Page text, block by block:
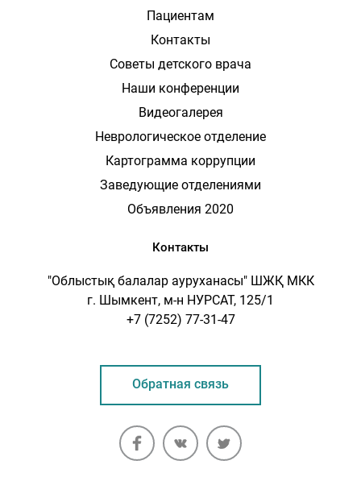
Пациентам
Контакты
Советы детского врача
Наши конференции
Видеогалерея
Неврологическое отделение
Картограмма коррупции
Заведующие отделениями
Объявления 2020
Контакты
"Облыстық балалар ауруханасы" ШЖҚ МКК
г. Шымкент, м-н НУРСАТ, 125/1
+7 (7252) 77-31-47
Обратная связь